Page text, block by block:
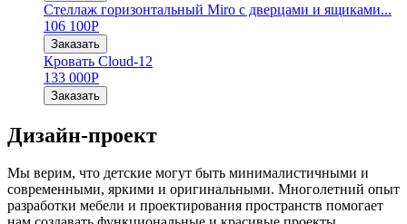
Стеллаж горизонтальный Miro с дверцами и ящиками...
106 100Р
Заказать
Кровать Cloud-12
133 000Р
Заказать
Дизайн-проект
Мы верим, что детские могут быть минималистичными и
современными, яркими и оригинальными. Многолетний опыт
разработки мебели и проектирования пространств помогает